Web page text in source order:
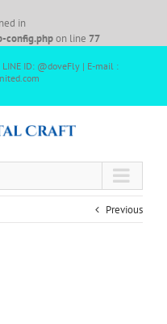
in
config.phpon line 77
ID: @doveFly | E-mail :
Previous